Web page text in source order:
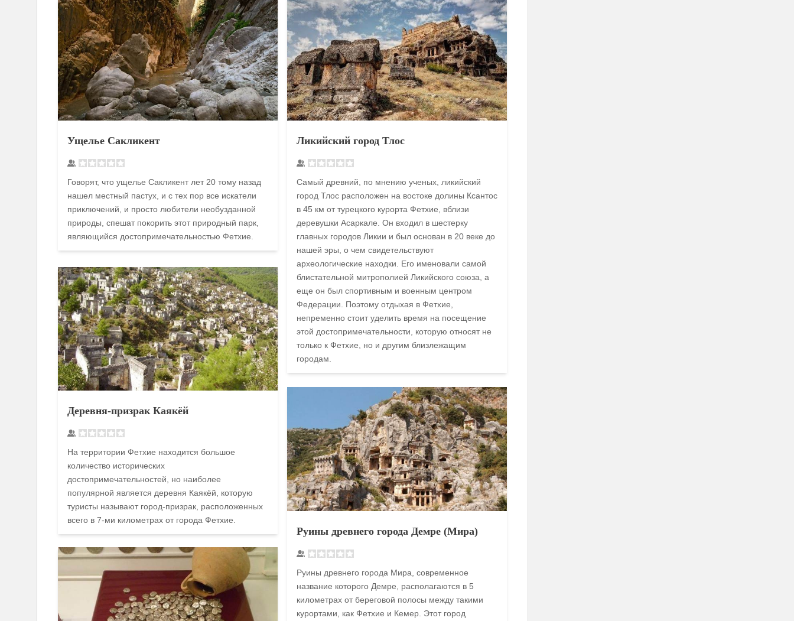
Ущелье Сакликент
Говорят, что ущелье Сакликент лет 20 тому назад
нашел местный пастух, и с тех пор все искатели
приключений, и просто любители необузданной
природы, спешат покорить этот природный парк,
являющийся достопримечательностью Фетхие.
Ликийский город Тлос
Самый древний, по мнению ученых, ликийский
город Тлос расположен на востоке долины Ксантос
в 45 км от турецкого курорта Фетхие, вблизи
деревушки Асаркале. Он входил в шестерку
главных городов Ликии и был основан в 20 веке до
нашей эры, о чем свидетельствуют
археологические находки. Его именовали самой
блистательной митрополией Ликийского союза, а
еще он был спортивным и военным центром
Федерации. Поэтому отдыхая в Фетхие,
непременно стоит уделить время на посещение
этой достопримечательности, которую относят не
только к Фетхие, но и другим близлежащим
городам.
Деревня-призрак Каякёй
На территории Фетхие находится большое
количество исторических
достопримечательностей, но наиболее
популярной является деревня Каякёй, которую
туристы называют город-призрак, расположенных
всего в 7-ми километрах от города Фетхие.
Руины древнего города Демре (Мира)
Руины древнего города Мира, современное
название которого Демре, располагаются в 5
километрах от береговой полосы между такими
курортами, как Фетхие и Кемер. Этот город